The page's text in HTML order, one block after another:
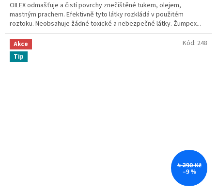
OILEX odmašťuje a čistí povrchy znečištěné tukem, olejem,
mastným prachem. Efektivně tyto látky rozkládá v použitém
roztoku. Neobsahuje žádné toxické a nebezpečné látky. Žumpex...
Akce
Tip
4 290 Kč
–9 %
Kód: 248